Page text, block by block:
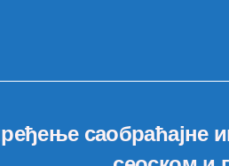
саобраћајне